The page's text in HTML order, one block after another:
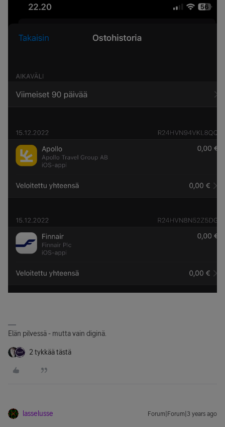
Elän pilvessä - mutta vain diginä.
2 tykkää tästä
lasselusse Forum|Forum|3 years ago